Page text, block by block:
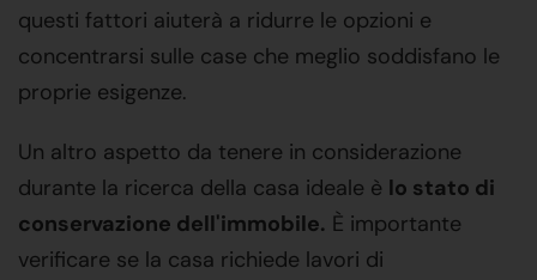
questi fattori aiuterà a ridurre le opzioni e
concentrarsi sulle case che meglio soddisfano le
proprie esigenze.
Un altro aspetto da tenere in considerazione
durante la ricerca della casa ideale è lo stato di
conservazione dell'immobile. È importante
verificare se la casa richiede lavori di